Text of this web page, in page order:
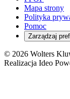
Cło
Deregulacja
Franczyza
Prawo
Turystyka
Orzeczenia
RODO
Mapa strony
Polityka
Pomoc
Zarządzaj
© 2026 Wolters
Realizacja Ideo